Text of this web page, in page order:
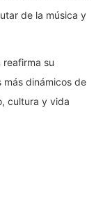
de la música y
su
más dinámicos de
cultura y vida